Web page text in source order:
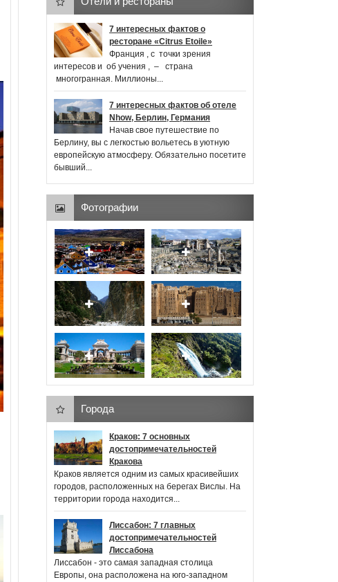
7 интересных фактов о
ресторане «Citrus Etoile»
Франция , с точки зрения
интересов и об учения , ‒ страна
многогранная. Миллионы...
7 интересных фактов об отеле
Nhow, Берлин, Германия
Начав свое путешествие по
Берлину, вы с легкостью вольетесь в уютную
европейскую атмосферу. Обязательно посетите
бывший...
Фотографии
Города
Краков: 7 основных
достопримечательностей
Кракова
Краков является одним из самых красивейших
городов, расположенных на берегах Вислы. На
территории города находится...
Лиссабон: 7 главных
достопримечательностей
Лиссабона
Лиссабон - это самая западная столица
Европы, она расположена на юго-западном